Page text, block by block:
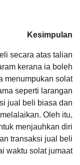
Kesimpulan
secara atas talian
kerana ia boleh
menumpukan solat
seperti larangan
jual beli biasa dan
Oleh itu,
menjauhkan diri
transaksi jual beli
waktu solat jumaat.